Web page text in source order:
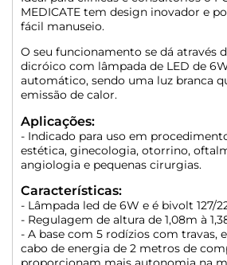
MEDICATE tem design inovador e
fácil manuseio.
O seu funcionamento se dá através
dicróico com lâmpada de LED de
automático, sendo uma luz branca
emissão de calor.
Aplicações:
- Indicado para uso em
estética, ginecologia, otorrino,
angiologia e pequenas cirurgias.
Características:
- Lâmpada led de 6W e é bivolt 127/
- Regulagem de altura de 1,08m à
- A base com 5 rodízios com travas,
cabo de energia de 2 metros de